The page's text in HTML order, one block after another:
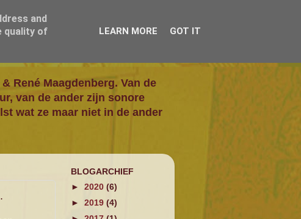
René Maagdenberg. Van de
van de ander zijn sonore
wat ze maar niet in de ander
BLOGARCHIEF
► 2020 (6)
► 2019 (4)
and
quality of
LEARN MORE GOT IT